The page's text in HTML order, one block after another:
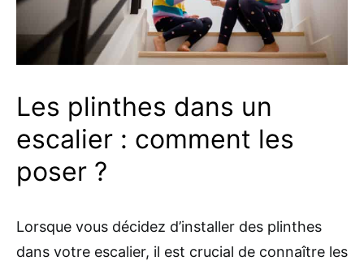
Les plinthes dans un
escalier : comment les
poser ?
Lorsque vous décidez d’installer des plinthes
dans votre escalier, il est crucial de connaître les